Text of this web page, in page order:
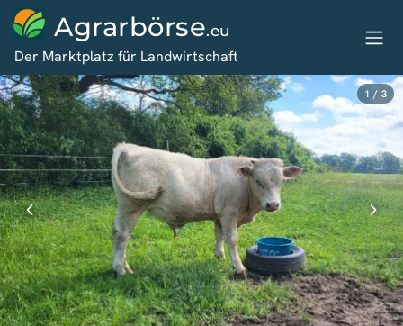
Agrarbörse.eu
Der Marktplatz für Landwirtschaft
1 / 3